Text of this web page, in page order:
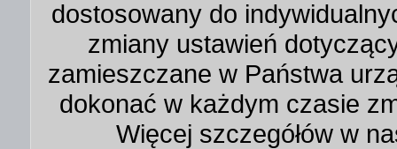
dostosowany do
zmiany ustawień
zamieszczane w Państwa
dokonać w każdym czasie
Więcej szczegółów w